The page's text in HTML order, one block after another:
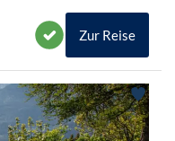
Zur Reise